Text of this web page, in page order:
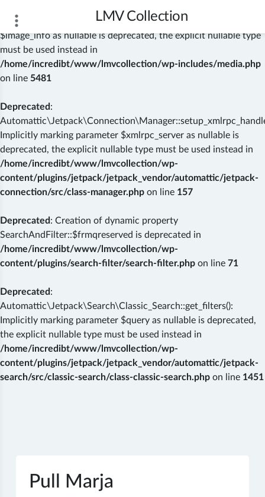
Deprecated
: wp_getimagesize(): Implicitly marking parameter
$image_info as nullable is deprecated, the explicit nullable type
must be used instead in
/home/incredibt/www/lmvcollection/wp-includes/media.php
on line 5481
Deprecated :
Implicitly marking parameter $xmlrpc_server as nullable is
deprecated, the explicit nullable type must be used instead in
/home/incredibt/www/lmvcollection/wp-
content/plugins/jetpack/jetpack_vendor/automattic/jetpack-
connection/src/class-manager.php on line 157
Deprecated : Creation of dynamic property
SearchAndFilter::$frmqreserved is deprecated in
/home/incredibt/www/lmvcollection/wp-
content/plugins/search-filter/search-filter.php on line 71
Deprecated :
Automattic\Jetpack\Search\Classic_Search::get_filters():
Implicitly marking parameter $query as nullable is deprecated,
the explicit nullable type must be used instead in
/home/incredibt/www/lmvcollection/wp-
content/plugins/jetpack/jetpack_vendor/automattic/jetpack-
search/src/classic-search/class-classic-search.php on line 1451
LMV Collection
Pull Marja